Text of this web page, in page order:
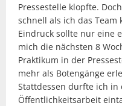
Pressestelle klopfte.
schnell als ich das
Eindruck sollte nur eine
mich die nächsten 8
Praktikum in der
mehr als Botengänge
Stattdessen durfte ich in
Öffentlichkeitsarbeit